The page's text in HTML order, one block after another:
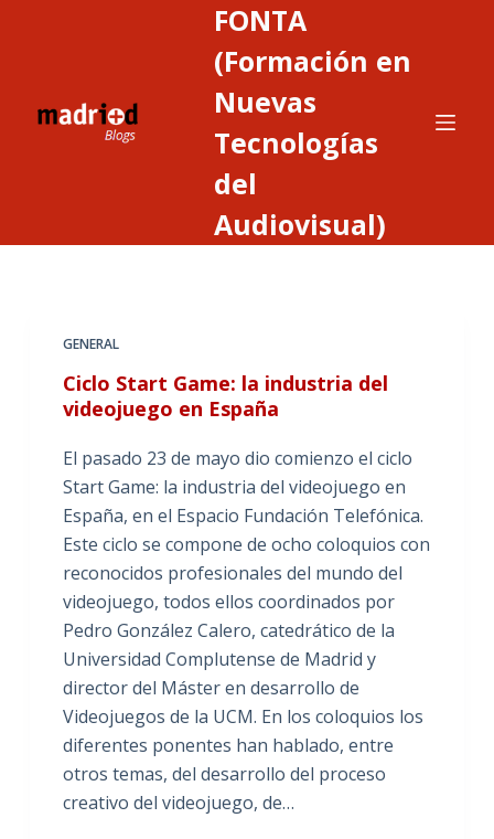
FONTA
(Formación en
Nuevas
Tecnologías
del
Audiovisual)
GENERAL
Ciclo Start Game: la industria del
videojuego en España
El pasado 23 de mayo dio comienzo el ciclo
Start Game: la industria del videojuego en
España, en el Espacio Fundación Telefónica.
Este ciclo se compone de ocho coloquios con
reconocidos profesionales del mundo del
videojuego, todos ellos coordinados por
Pedro González Calero, catedrático de la
Universidad Complutense de Madrid y
director del Máster en desarrollo de
Videojuegos de la UCM. En los coloquios los
diferentes ponentes han hablado, entre
otros temas, del desarrollo del proceso
creativo del videojuego, de…